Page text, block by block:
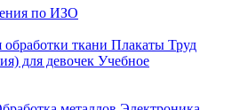
по ИЗО
ткани Плакаты Труд
для девочек Учебное